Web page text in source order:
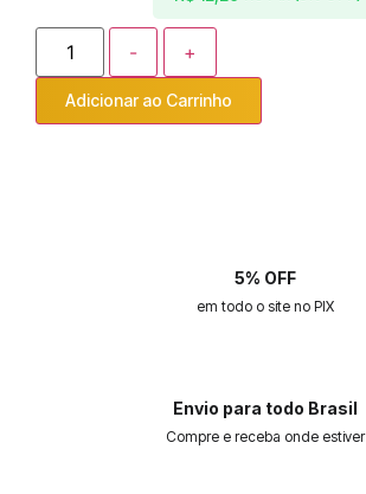
- +
Adicionar ao Carrinho
5% OFF
em todo o site no PIX
Envio para todo Brasil
Compre e receba onde estiver